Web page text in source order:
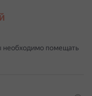
необходимо помещать